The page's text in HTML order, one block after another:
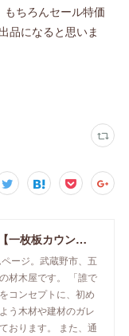
ちろんセール特価
品になると思いま
東京・吉祥寺の勝又木材【一枚板カウンター】
ージ。武蔵野市、五
材木屋です。 「誰で
コンセプトに、初め
う木材や建材のガレ
おります。 また、通